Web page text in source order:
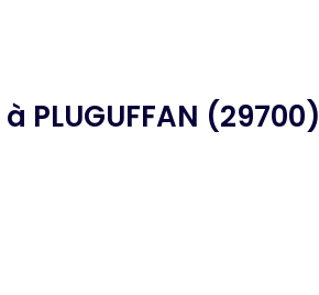
à PLUGUFFAN (29700)